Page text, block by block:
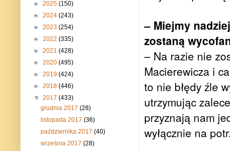
– Miejmy
zostaną
– Na razie nie
Macierewicza i
to nie błędy źle
utrzymując
przyznają nam
wyłącznie na
► 2025 (150)
► 2024 (243)
► 2023 (254)
► 2022 (335)
► 2021 (428)
► 2020 (495)
► 2019 (424)
► 2018 (446)
▼ 2017 (433)
grudnia 2017(28)
listopada 2017(36)
października 2017(40)
września 2017(28)